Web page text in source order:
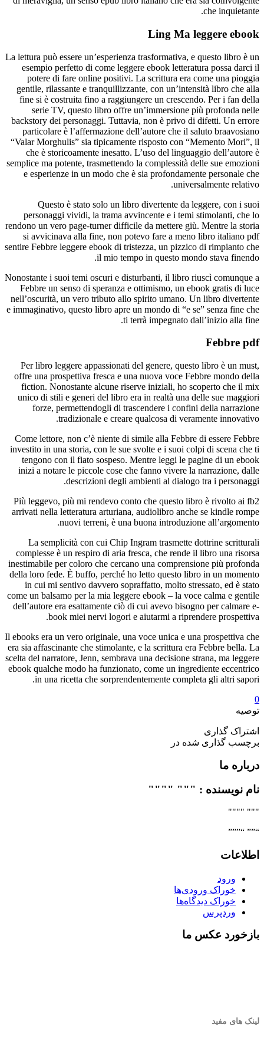
La lettura
gentile,
fine si è
backstory
“Valar
che è
semplice
e
rendono un
si
sentire
Nonostante
Febbre
e
Per
offre una
fiction.
unico di
Come
investito
inizi a
Più
arrivati
La
della loro
in cui
come un
Il ebooks
era sia
scelta del
ebook
in